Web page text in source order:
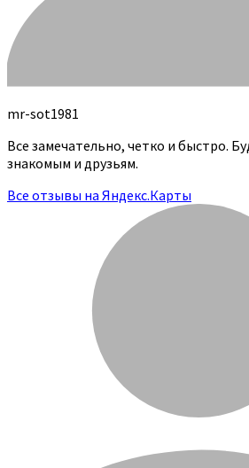
mr-sot1981
Все замечательно, четко и быстро.
знакомым и друзьям.
Все отзывы на Яндекс.Карты